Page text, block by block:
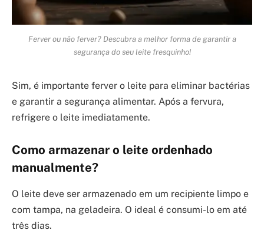
Ferver ou não ferver? Descubra a melhor forma de garantir a
segurança do seu leite fresquinho!
Sim, é importante ferver o leite para eliminar bactérias
e garantir a segurança alimentar. Após a fervura,
refrigere o leite imediatamente.
Como armazenar o leite ordenhado
manualmente?
O leite deve ser armazenado em um recipiente limpo e
com tampa, na geladeira. O ideal é consumi-lo em até
três dias.